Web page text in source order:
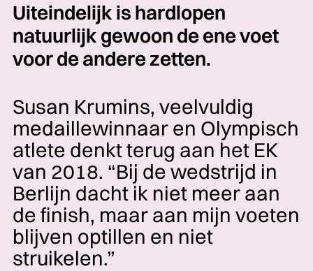
Uiteindelijk is hardlopen
natuurlijk gewoon de ene voet
voor de andere zetten.
Susan Krumins, veelvuldig
medaillewinnaar en Olympisch
atlete denkt terug aan het EK
van 2018. “Bij de wedstrijd in
Berlijn dacht ik niet meer aan
de finish, maar aan mijn voeten
blijven optillen en niet
struikelen.”